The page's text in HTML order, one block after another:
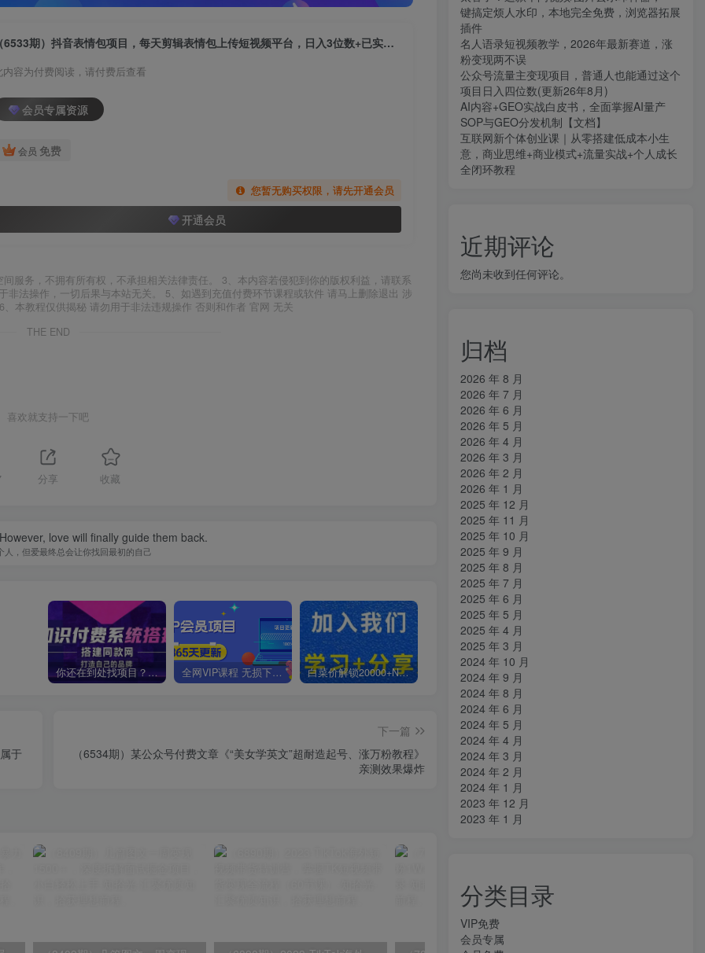
（6533期）抖音表情包项目，每天剪辑表情包上传短视频平台，日入3位数+已实操跑通
内容为付费阅读，请付费后查看
会员专属资源
会员 免费
您暂无购买权限，请先开通会员
开通会员
服务，不拥有所有权，不承担相关法律责任。 3、本内容若侵犯到你的版权利益，请联系
法操作，一切后果与本站无关。 5、如遇到充值付费环节课程或软件 请马上删除退出 涉
本教程仅供揭秘 请勿用于非法违规操作 否则和作者 官网 无关
THE END
喜欢就支持一下吧
分享 收藏
love will finally guide them back.
人，但爱最终总会让你找回最初的自己
你还在到处找项目？还在当韭菜？我靠卖项目一个月收入5万+，曾经我也是个失败者。 全网VIP课程 无损下载~ 白菜价解锁20000+N个赚钱机会，加入知拾光会员，全站资源免费学习。 加盟知拾光，搭建同款项目资源站，实现日入2000+
于
下一篇
（6534期）某公众号付费文章《“美女学英文”超耐造起号、涨万粉教程》
亲测效果爆炸
键搞定烦人水印，本地完全免费，浏览器拓展
插件
名人语录短视频教学，2026年最新赛道，涨
粉变现两不误
公众号流量主变现项目，普通人也能通过这个
项目日入四位数(更新26年8月)
AI内容+GEO实战白皮书，全面掌握AI量产
SOP与GEO分发机制【文档】
互联网新个体创业课｜从零搭建低成本小生
意，商业思维+商业模式+流量实战+个人成长
全闭环教程
近期评论
您尚未收到任何评论。
归档
2026 年 8 月
2026 年 7 月
2026 年 6 月
2026 年 5 月
2026 年 4 月
2026 年 3 月
2026 年 2 月
2026 年 1 月
2025 年 12 月
2025 年 11 月
2025 年 10 月
2025 年 9 月
2025 年 8 月
2025 年 7 月
2025 年 6 月
2025 年 5 月
2025 年 4 月
2025 年 3 月
2024 年 10 月
2024 年 9 月
2024 年 8 月
2024 年 6 月
2024 年 5 月
2024 年 4 月
2024 年 3 月
2024 年 2 月
2024 年 1 月
2023 年 12 月
2023 年 1 月
分类目录
VIP免费
会员专属